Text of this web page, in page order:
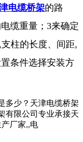
电缆桥架的路
缆重量；3来确定
柱的长度、间距,
条件选择安装方
多少？天津电缆桥架
有限公司专业承接天
厂家,,电